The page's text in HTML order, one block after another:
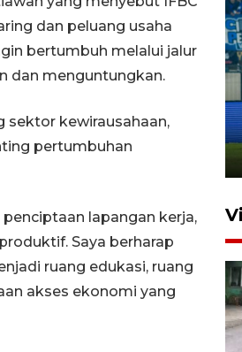
dan peluang usaha
bertumbuh melalui jalur
dan menguntungkan.
sektor kewirausahaan,
pertumbuhan
lapangan kerja,
Saya berharap
ruang edukasi, ruang
akses ekonomi yang
SPPI di